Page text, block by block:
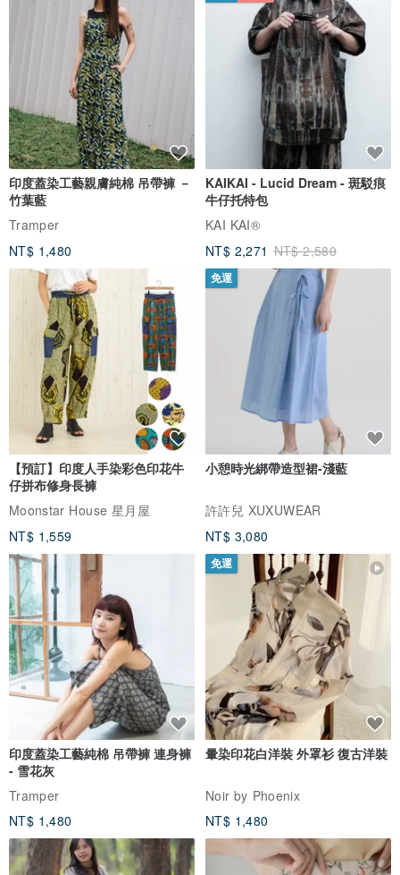
印度蓋染工藝親膚純棉 吊帶褲 －
竹葉藍
Tramper
NT$ 1,480
KAIKAI - Lucid Dream - 斑駁痕
牛仔托特包
KAI KAI®
NT$ 2,271 NT$ 2,580
【預訂】印度人手染彩色印花牛
仔拼布修身長褲
Moonstar House 星月屋
NT$ 1,559
免運
小憩時光綁帶造型裙-淺藍
許許兒 XUXUWEAR
NT$ 3,080
印度蓋染工藝純棉 吊帶褲 連身褲
- 雪花灰
Tramper
NT$ 1,480
免運
暈染印花白洋裝 外罩衫 復古洋裝
Noir by Phoenix
NT$ 1,480